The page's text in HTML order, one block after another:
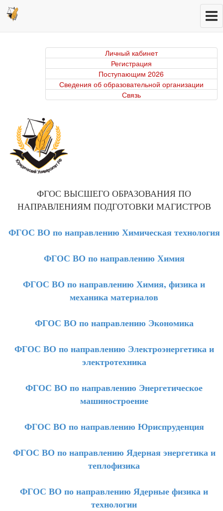
Личный кабинет
Регистрация
Поступающим 2026
Сведения об образовательной организации
Связь
ФГОС ВЫСШЕГО ОБРАЗОВАНИЯ ПО
НАПРАВЛЕНИЯМ ПОДГОТОВКИ МАГИСТРОВ
ФГОС ВО по направлению Химическая технология
ФГОС ВО по направлению Химия
ФГОС ВО по направлению Химия, физика и
механика материалов
ФГОС ВО по направлению Экономика
ФГОС ВО по направлению Электроэнергетика и
электротехника
ФГОС ВО по направлению Энергетическое
машиностроение
ФГОС ВО по направлению Юриспруденция
ФГОС ВО по направлению Ядерная энергетика и
теплофизика
ФГОС ВО по направлению Ядерные физика и
технологии